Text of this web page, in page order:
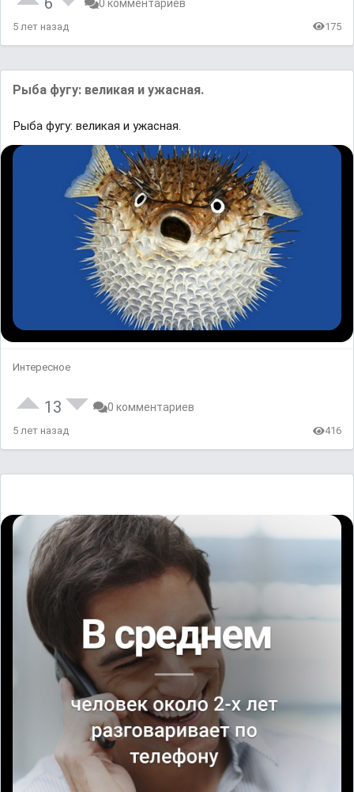
0 комментариев
5 лет назад 175
Рыба фугу: великая и ужасная.
Рыба фугу: великая и ужасная.
Интересное
13 0 комментариев
5 лет назад 416